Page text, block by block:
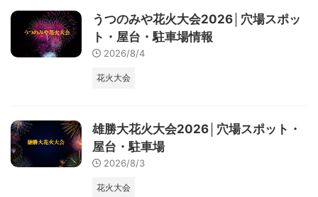
うつのみや花火大会2026│穴場スポッ
ト・屋台・駐車場情報
2026/8/4
花火大会
雄勝大花火大会2026│穴場スポット・
屋台・駐車場
2026/8/3
花火大会